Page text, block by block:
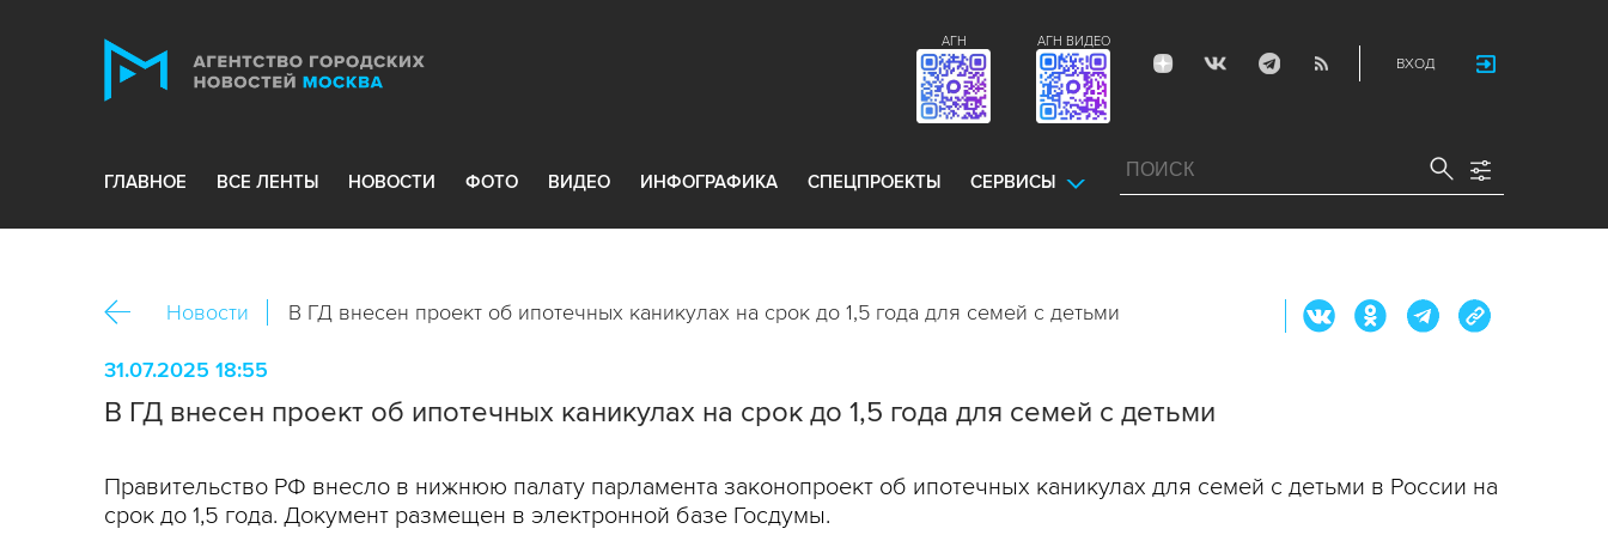
ВХОД
АГН ВИДЕО
АГН
ГЛАВНОЕ ВСЕ ЛЕНТЫ НОВОСТИ ФОТО ВИДЕО ИНФОГРАФИКА СПЕЦПРОЕКТЫ СЕРВИСЫ
Новости В ГД внесен проект об ипотечных каникулах на срок до 1,5 года для семей с детьми
31.07.2025 18:55
В ГД внесен проект об ипотечных каникулах на срок до 1,5 года для семей с детьми
Правительство РФ внесло в нижнюю палату парламента законопроект об ипотечных каникулах для семей с детьми в России на
срок до 1,5 года. Документ размещен в электронной базе Госдумы.